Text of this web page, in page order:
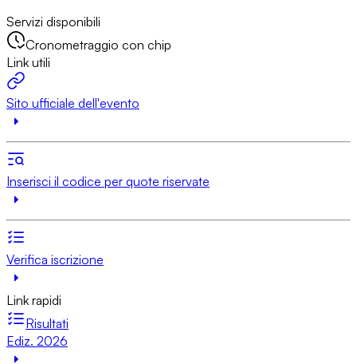
Servizi disponibili
Cronometraggio con chip
Link utili
Sito ufficiale dell'evento
Inserisci il codice per quote riservate
Verifica iscrizione
Link rapidi
Risultati
Ediz. 2026